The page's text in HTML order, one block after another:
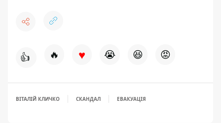
👍 🔥 ♥ 😭 😆 😡
ВІТАЛІЙ КЛИЧКО СКАНДАЛ ЕВАКУАЦІЯ